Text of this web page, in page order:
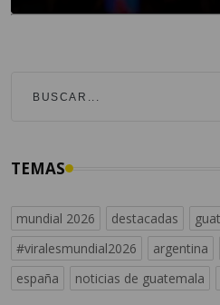
TEMAS
mundial 2026 destacadas
#viralesmundial2026
argentina
españa
noticias de guatemala